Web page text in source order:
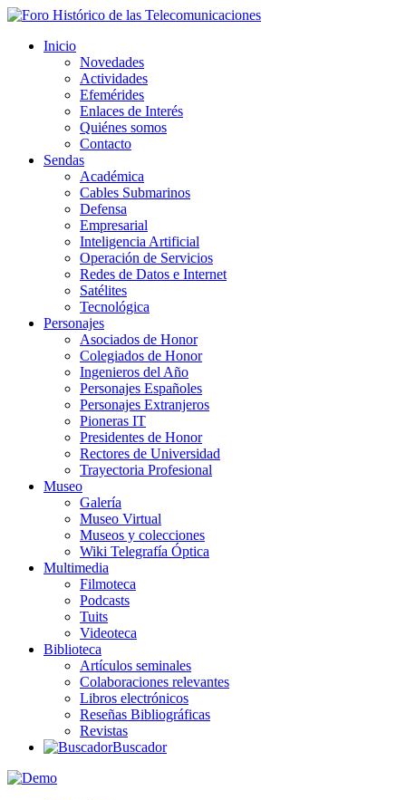
Inicio
Novedades
Actividades
Efemérides
Enlaces de Interés
Quiénes somos
Contacto
Sendas
Académica
Cables Submarinos
Defensa
Empresarial
Inteligencia Artificial
Operación de Servicios
Redes de Datos e Internet
Satélites
Tecnológica
Personajes
Asociados de Honor
Colegiados de Honor
Ingenieros del Año
Personajes Españoles
Personajes Extranjeros
Pioneras IT
Presidentes de Honor
Rectores de Universidad
Trayectoria Profesional
Museo
Galería
Museo Virtual
Museos y colecciones
Wiki Telegrafía Óptica
Multimedia
Filmoteca
Podcasts
Tuits
Videoteca
Biblioteca
Artículos seminales
Colaboraciones relevantes
Libros electrónicos
Reseñas Bibliográficas
Revistas
Buscador